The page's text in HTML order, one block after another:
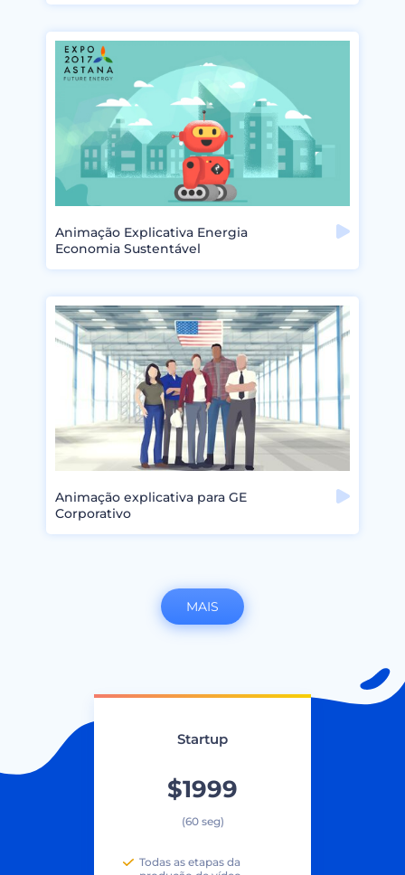
Animação Explicativa Energia
Economia Sustentável
Animação explicativa para GE
Corporativo
MAIS
Startup
$1999
(60 seg)
Todas as etapas da